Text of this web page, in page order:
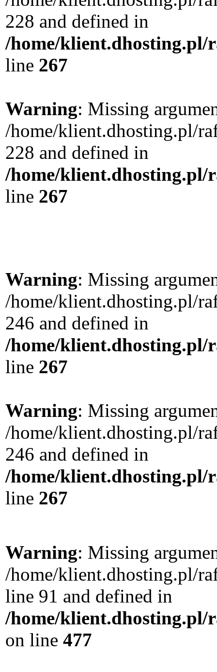
228 and defined in
/home/klient.dhosting.pl/
line 267
Warning: Missing
/home/klient.dhosting.pl/
228 and defined in
/home/klient.dhosting.pl/
line 267
Warning: Missing
/home/klient.dhosting.pl/
246 and defined in
/home/klient.dhosting.pl/
line 267
Warning: Missing
/home/klient.dhosting.pl/
246 and defined in
/home/klient.dhosting.pl/
line 267
Warning: Missing
/home/klient.dhosting.pl/
line 91 and defined in
/home/klient.dhosting.pl/
on line 477